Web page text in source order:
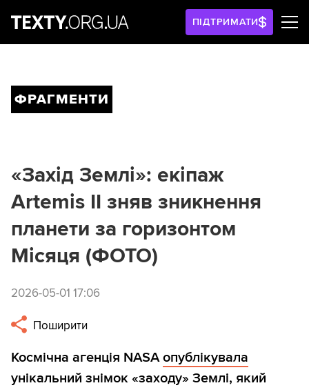
ПІДТРИМАТИ
ФРАГМЕНТИ
«Захід Землі»: екіпаж
Artemis II зняв зникнення
планети за горизонтом
Місяця (ФОТО)
2026-05-01 17:06
Поширити
Космічна агенція NASAопублікувала
унікальний знімок «заходу» Землі, який